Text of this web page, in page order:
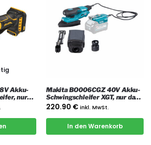
Akku-
nur
Makita BO006CGZ 40V Akku-
Schwingschleifer XGT, nur das
Gerät
220.90 €inkl. MwSt.
In den Warenkorb